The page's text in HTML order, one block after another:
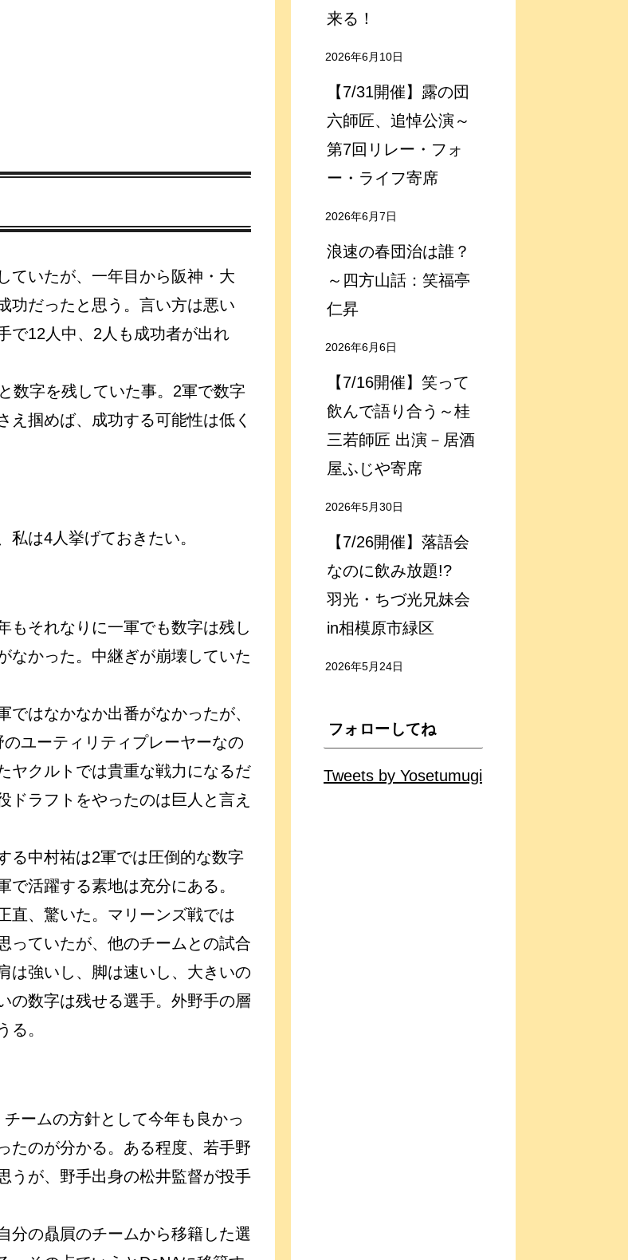
ていたが、一年目から阪神・大
功だったと思う。言い方は悪い
で12人中、2人も成功者が出れ
数字を残していた事。2軍で数字
え掴めば、成功する可能性は低く
は4人挙げておきたい。
もそれなりに一軍でも数字は残し
なかった。中継ぎが崩壊していた
はなかなか出番がなかったが、
ユーティリティプレーヤーなの
ヤクルトでは貴重な戦力になるだ
ドラフトをやったのは巨人と言え
る中村祐は2軍では圧倒的な数字
活躍する素地は充分にある。
直、驚いた。マリーンズ戦では
っていたが、他のチームとの試合
は強いし、脚は速いし、大きいの
の数字は残せる選手。外野手の層
る。
ームの方針として今年も良かっ
たのが分かる。ある程度、若手野
うが、野手出身の松井監督が投手
分の贔屓のチームから移籍した選
来る！
2026年6月10日
【7/31開催】露の団
六師匠、追悼公演～
第7回リレー・フォ
ー・ライフ寄席
2026年6月7日
浪速の春団治は誰？
～四方山話：笑福亭
仁昇
2026年6月6日
【7/16開催】笑って
飲んで語り合う～桂
三若師匠 出演－居酒
屋ふじや寄席
2026年5月30日
【7/26開催】落語会
なのに飲み放題!?
羽光・ちづ光兄妹会
in相模原市緑区
2026年5月24日
フォローしてね
Tweets by Yosetumugi